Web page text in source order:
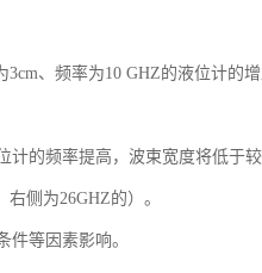
、频率为10 GHZ的液位计的增
的频率提高，波束宽度将低于
侧为26GHZ的）。
件等因素影响。